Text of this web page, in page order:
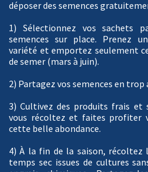
déposer des semences
1) Sélectionnez vos sachets
semences sur place. Prenez
variété et emportez seulement
de semer (mars à juin).
2) Partagez vos semences en
3) Cultivez des produits frais et
vous récoltez et faites profiter
cette belle abondance.
4) À la fin de la saison,
temps sec issues de cultures